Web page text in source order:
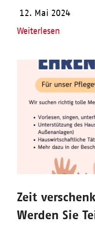
12. Mai 2024
Weiterlesen
Zeit
Werden Sie